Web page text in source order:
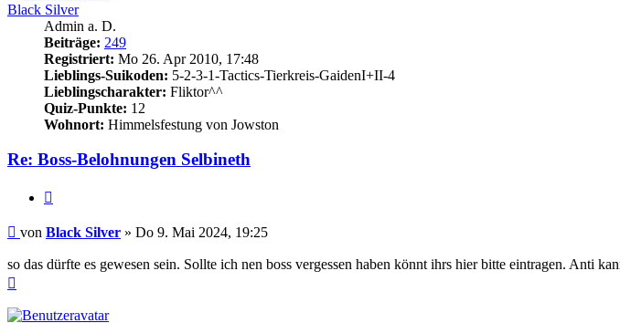
Black Silver
Admin a. D.
Beiträge: 249
Registriert: Mo 26. Apr 2010, 17:48
Lieblings-Suikoden: 5-2-3-1-Tactics-Tierkreis-GaidenI+II-4
Lieblingscharakter: Fliktor^^
Quiz-Punkte: 12
Wohnort: Himmelsfestung von Jowston
Re: Boss-Belohnungen Selbineth
Beitrag
von Black Silver » Do 9. Mai 2024, 19:25
so das dürfte es gewesen sein. Sollte ich nen boss vergessen haben könnt ihrs hier bitte eintragen. Anti